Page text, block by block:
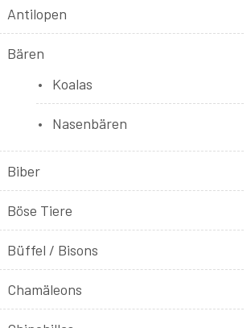
Antilopen
Bären
Koalas
Nasenbären
Biber
Böse Tiere
Büffel / Bisons
Chamäleons